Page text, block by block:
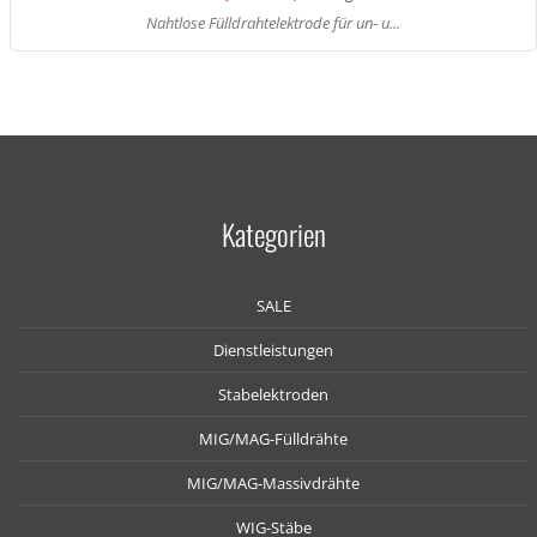
Nahtlose Fülldrahtelektrode für un- u...
Kategorien
SALE
Dienstleistungen
Stabelektroden
MIG/MAG-Fülldrähte
MIG/MAG-Massivdrähte
WIG-Stäbe